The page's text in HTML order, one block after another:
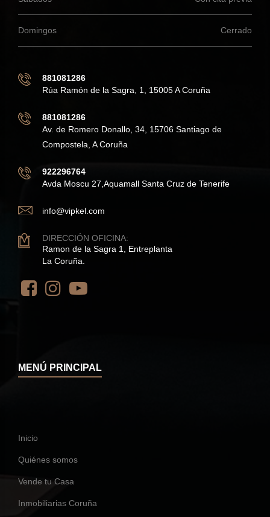
Domingos Cerrado
881081286
Rúa Ramón de la Sagra, 1, 15005 A Coruña
881081286
Av. de Romero Donallo, 34, 15706 Santiago de
Compostela, A Coruña
922296764
Avda Moscu 27,Aquamall Santa Cruz de Tenerife
info@vipkel.com
DIRECCIÓN OFICINA:
Ramon de la Sagra 1, Entreplanta
La Coruña.
MENÚ PRINCIPAL
Inicio
Quiénes somos
Vende tu Casa
Inmobiliarias Coruña